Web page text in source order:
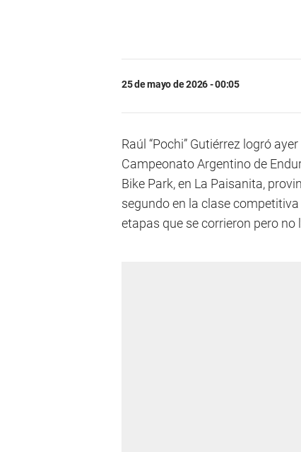
25 de mayo de 2026 - 00:05
Raúl “Pochi” Gutiérrez logró
Campeonato Argentino de
Bike Park, en La Paisanita,
segundo en la clase
etapas que se corrieron pero